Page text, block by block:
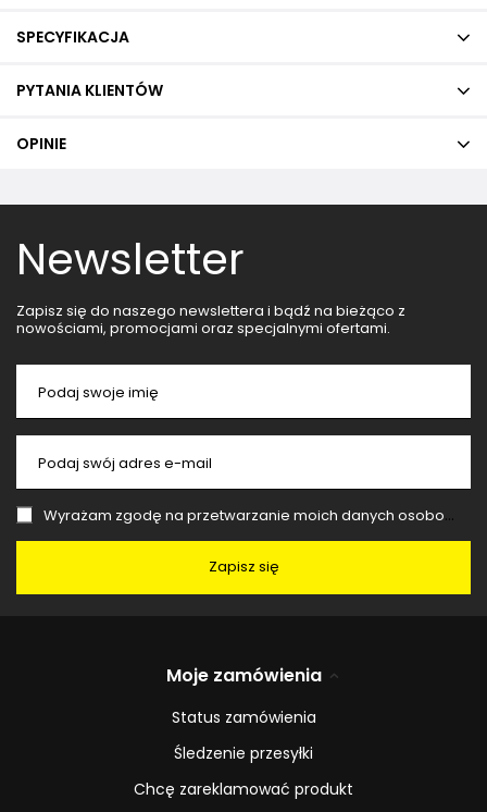
SPECYFIKACJA
PYTANIA KLIENTÓW
OPINIE
Newsletter
Zapisz się do naszego newslettera i bądź na bieżąco z
nowościami, promocjami oraz specjalnymi ofertami.
Podaj swoje imię
Podaj swój adres e-mail
Wyrażam zgodę na przetwarzanie moich danych osobowych (adres e-mail) na potrzeby wysyłki newslettera z informacją handlową (marketing). Więcej w
Zapisz się
Moje zamówienia
Status zamówienia
Śledzenie przesyłki
Chcę zareklamować produkt